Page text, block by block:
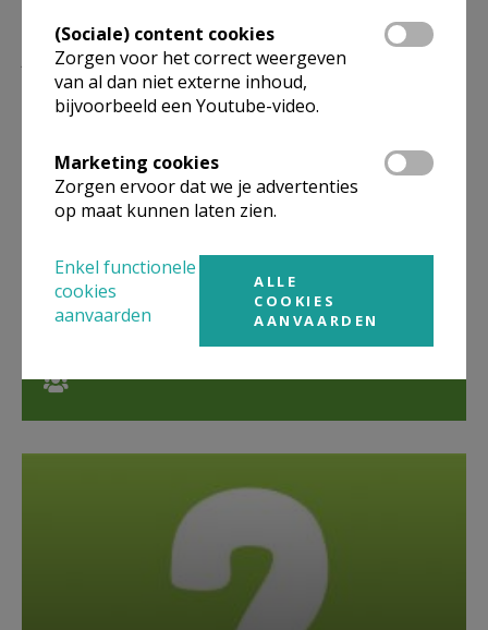
Lees meer
De Heilige Claraparochie in EKSL
(Sociale) content cookies
Zorgen voor het correct weergeven
van al dan niet externe inhoud,
bijvoorbeeld een Youtube-video.
Marketing cookies
Zorgen ervoor dat we je advertenties
op maat kunnen laten zien.
Enkel functionele
cookies
aanvaarden
ALLE
COOKIES
AANVAARDEN